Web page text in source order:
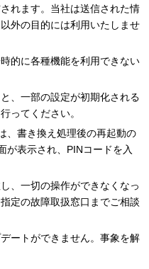
れます。当社は送信された情
外の目的には利用いたしませ
的に各種機能を利用できない
、一部の設定が初期化される
ってください。
、書き換え処理後の再起動の
が表示され、PINコードを入
、一切の操作ができなくなっ
定の故障取扱窓口までご相談
ートができません。事象を解